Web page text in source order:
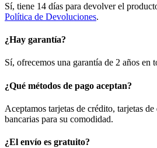
Sí, tiene 14 días para devolver el
Política de Devoluciones.
¿Hay garantía?
Sí, ofrecemos una garantía de 2 años en
¿Qué métodos de pago aceptan?
Aceptamos tarjetas de crédito, tarjetas
bancarias para su comodidad.
¿El envío es gratuito?